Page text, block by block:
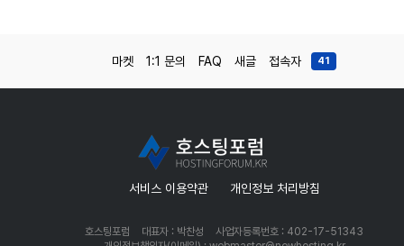
마켓 1:1 문의 FAQ 새글 접속자 41
서비스 이용약관 개인정보 처리방침
호스팅포럼 대표자 : 박찬성
사업자등록번호 : 402-17-51343